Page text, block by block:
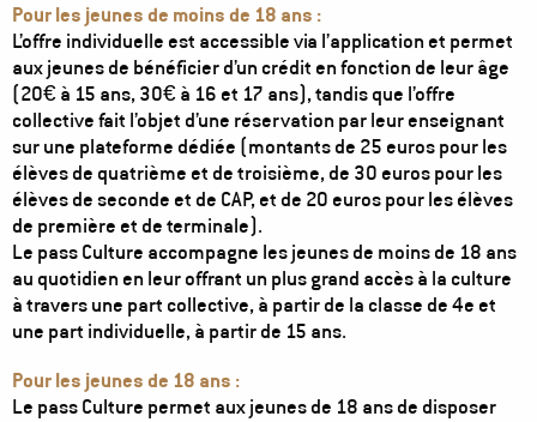
Pour les jeunes de moins de 18 ans :
L’offre individuelle est accessible via l’application et permet
aux jeunes de bénéficier d’un crédit en fonction de leur âge
(20€ à 15 ans, 30€ à 16 et 17 ans), tandis que l’offre
collective fait l’objet d’une réservation par leur enseignant
sur une plateforme dédiée (montants de 25 euros pour les
élèves de quatrième et de troisième, de 30 euros pour les
élèves de seconde et de CAP, et de 20 euros pour les élèves
de première et de terminale).
Le pass Culture accompagne les jeunes de moins de 18 ans
au quotidien en leur offrant un plus grand accès à la culture
à travers une part collective, à partir de la classe de 4e et
une part individuelle, à partir de 15 ans.
Pour les jeunes de 18 ans :
Le pass Culture permet aux jeunes de 18 ans de disposer